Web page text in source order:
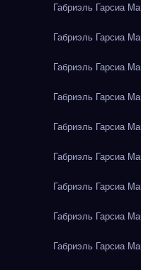
Габриэль Гарсиа
Габриэль Гарсиа
Габриэль Гарсиа
Габриэль Гарсиа
Габриэль Гарсиа
Габриэль Гарсиа
Габриэль Гарсиа
Габриэль Гарсиа
Габриэль Гарсиа